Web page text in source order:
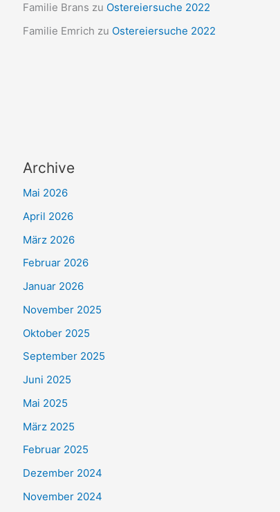
Familie Brans zu Ostereiersuche 2022
Familie Emrich zu Ostereiersuche 2022
Archive
Mai 2026
April 2026
März 2026
Februar 2026
Januar 2026
November 2025
Oktober 2025
September 2025
Juni 2025
Mai 2025
März 2025
Februar 2025
Dezember 2024
November 2024